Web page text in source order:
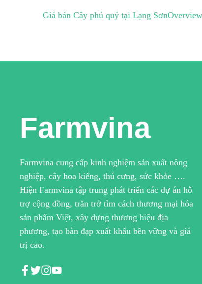
Giá bán Cây phú quý tại Lạng SơnOverview
Farmvina
Farmvina cung cấp kinh nghiệm sản xuất nông
nghiệp, cây hoa kiểng, thú cưng, sức khỏe ….
Hiện Farmvina tập trung phát triển các dự án hỗ
trợ cộng đồng, trăn trở tìm cách thương mại hóa
sản phẩm Việt, xây dựng thương hiệu địa
phương, tạo bàn đạp xuất khẩu bền vững và giá
trị cao.